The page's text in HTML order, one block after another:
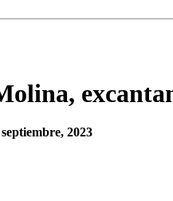
2023